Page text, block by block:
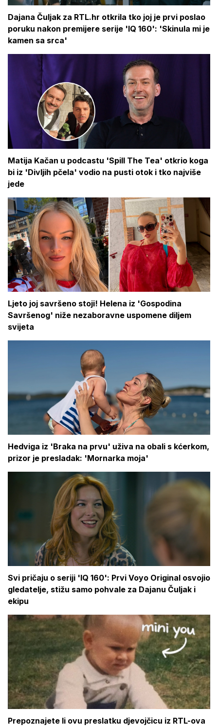
Dajana Čuljak za RTL.hr otkrila tko joj je prvi poslao
poruku nakon premijere serije 'IQ 160': 'Skinula mi je
kamen sa srca'
Matija Kačan u podcastu 'Spill The Tea' otkrio koga
bi iz 'Divljih pčela' vodio na pusti otok i tko najviše
jede
Ljeto joj savršeno stoji! Helena iz 'Gospodina
Savršenog' niže nezaboravne uspomene diljem
svijeta
Hedviga iz 'Braka na prvu' uživa na obali s kćerkom,
prizor je presladak: 'Mornarka moja'
Svi pričaju o seriji 'IQ 160': Prvi Voyo Original osvojio
gledatelje, stižu samo pohvale za Dajanu Čuljak i
ekipu
Prepoznajete li ovu preslatku djevojčicu iz RTL-ova